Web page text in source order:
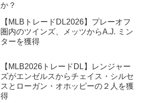
か？
【MLBトレードDL2026】プレーオフ
圏内のツインズ、メッツからA.J. ミン
ターを獲得
【MLB2026トレードDL】レンジャー
ズがエンゼルスからチェイス・シルセ
スとローガン・オホッピーの２人を獲
得